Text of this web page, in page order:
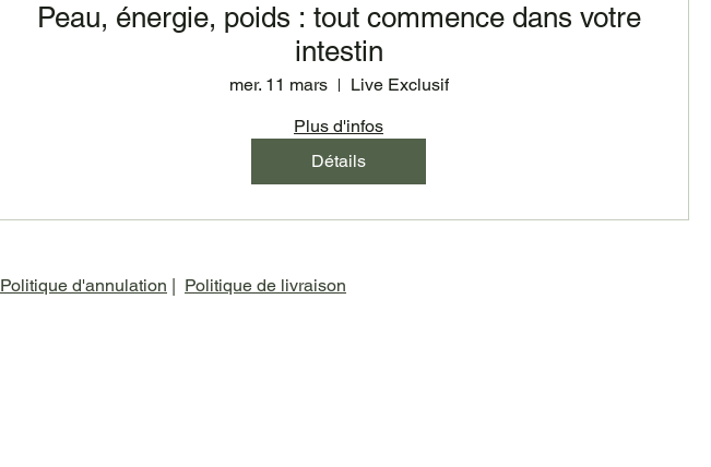
Peau, énergie, poids : tout commence dans votre
intestin
mer. 11 mars
Live Exclusif
Plus d'infos
Détails
Politique d'annulation | Politique de livraison